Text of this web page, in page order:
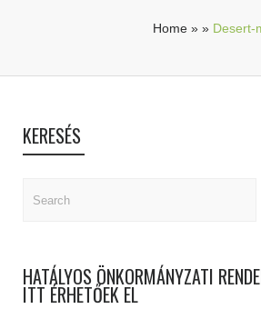
Home » » Desert-
KERESÉS
HATÁLYOS ÖNKORMÁNYZATI
ITT ÉRHETŐEK EL